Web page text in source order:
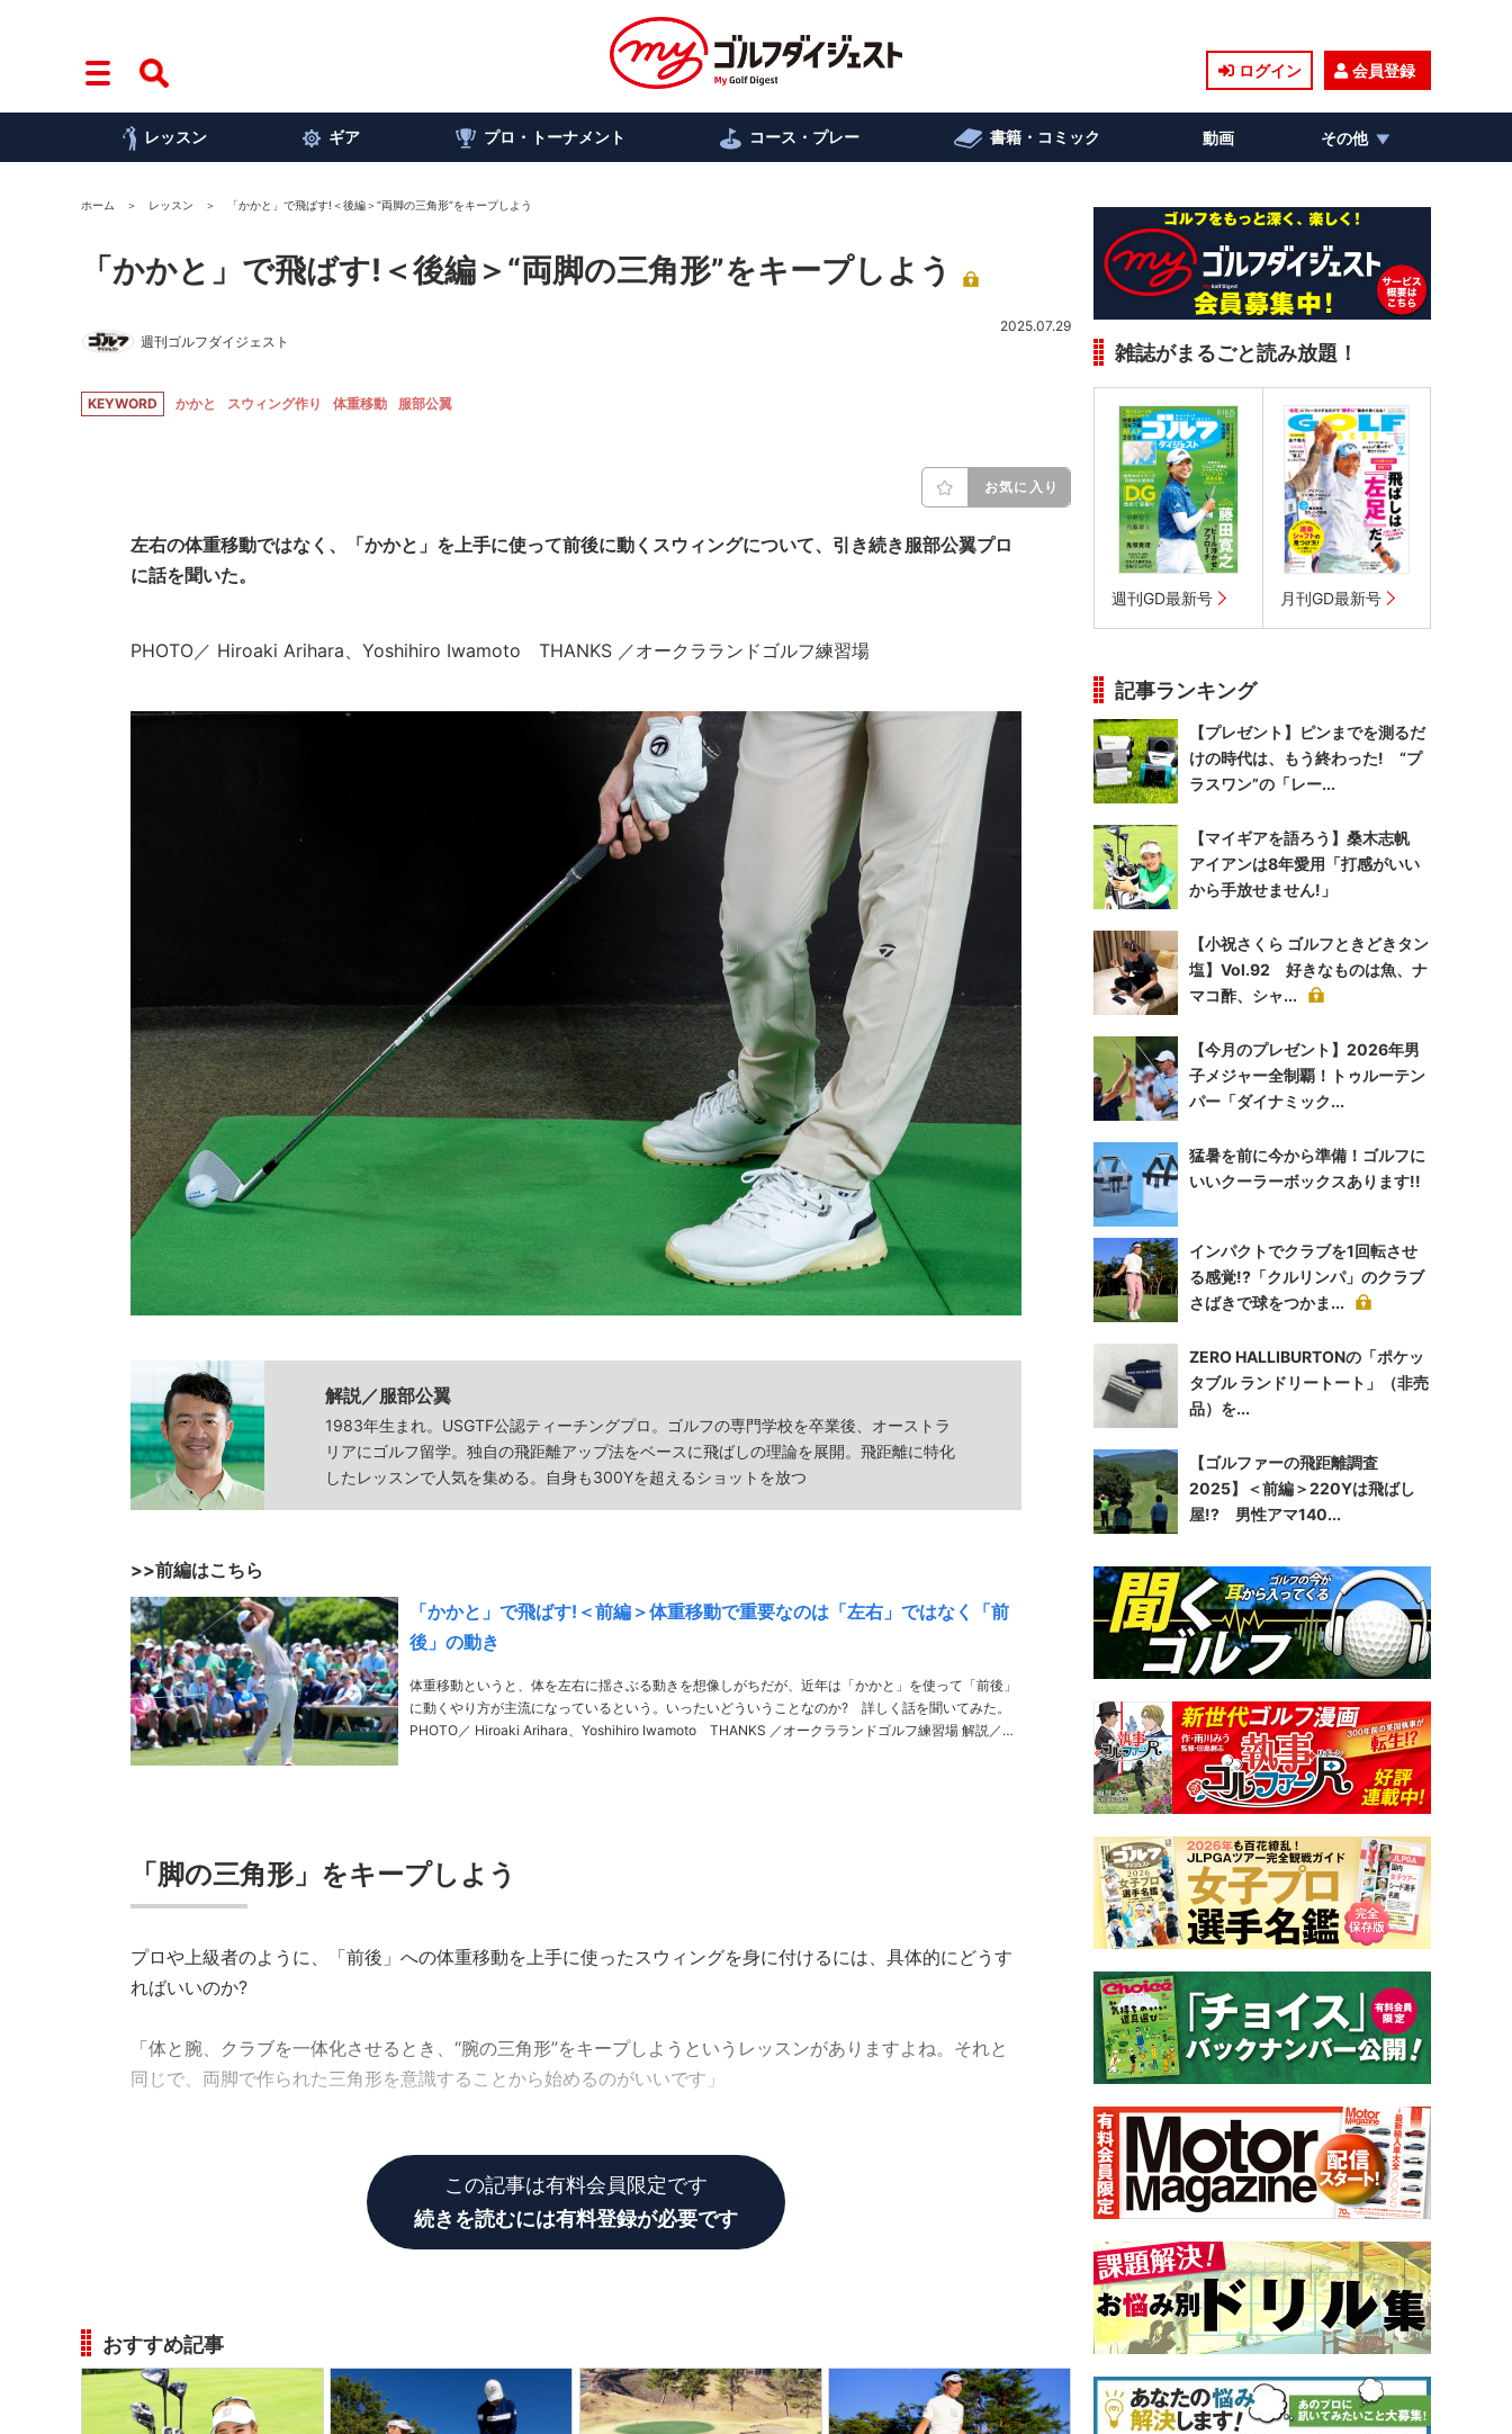
ログイン 会員登録
レッスン ギア プロ・トーナメント コース・プレー 書籍・コミック 動画 その他
ホーム レッスン 「かかと」で飛ばす!＜後編＞“両脚の三角形”をキープしよう
「かかと」で飛ばす!＜後編＞“両脚の三角形”をキープしよう
週刊ゴルフダイジェスト
2025.07.29
KEYWORD かかと スウィング作り 体重移動 服部公翼
お気に入り
左右の体重移動ではなく、「かかと」を上手に使って前後に動くスウィングについて、引き続き服部公翼プロ
に話を聞いた。
PHOTO／ Hiroaki Arihara、Yoshihiro Iwamoto THANKS ／オークラランドゴルフ練習場
解説／服部公翼
1983年生まれ。USGTF公認ティーチングプロ。ゴルフの専門学校を卒業後、オーストラ
リアにゴルフ留学。独自の飛距離アップ法をベースに飛ばしの理論を展開。飛距離に特化
したレッスンで人気を集める。自身も300Yを超えるショットを放つ
>>前編はこちら
「かかと」で飛ばす!＜前編＞体重移動で重要なのは「左右」ではなく「前
後」の動き
体重移動というと、体を左右に揺さぶる動きを想像しがちだが、近年は「かかと」を使って「前後」
に動くやり方が主流になっているという。いったいどういうことなのか? 詳しく話を聞いてみた。
PHOTO／ Hiroaki Arihara、Yoshihiro Iwamoto THANKS ／オークラランドゴルフ練習場 解説／服
「脚の三角形」をキープしよう
プロや上級者のように、「前後」への体重移動を上手に使ったスウィングを身に付けるには、具体的にどうす
ればいいのか?
「体と腕、クラブを一体化させるとき、“腕の三角形”をキープしようというレッスンがありますよね。それと
同じで、両脚で作られた三角形を意識することから始めるのがいいです」
この記事は有料会員限定です
続きを読むには有料登録が必要です
おすすめ記事
雑誌がまるごと読み放題！
週刊GD最新号 月刊GD最新号
記事ランキング
【プレゼント】ピンまでを測るだ
けの時代は、もう終わった! “プ
ラスワン”の「レー...
【マイギアを語ろう】桑木志帆
アイアンは8年愛用「打感がいい
から手放せません!」
【小祝さくら ゴルフときどきタン
塩】Vol.92 好きなものは魚、ナ
マコ酢、シャ...
【今月のプレゼント】2026年男
子メジャー全制覇！トゥルーテン
パー「ダイナミック...
猛暑を前に今から準備！ゴルフに
いいクーラーボックスあります!!
インパクトでクラブを1回転させ
る感覚!?「クルリンパ」のクラブ
さばきで球をつかま...
ZERO HALLIBURTONの「ポケッ
タブル ランドリートート」（非売
品）を...
【ゴルファーの飛距離調査
2025】＜前編＞220Yは飛ばし
屋!? 男性アマ140...